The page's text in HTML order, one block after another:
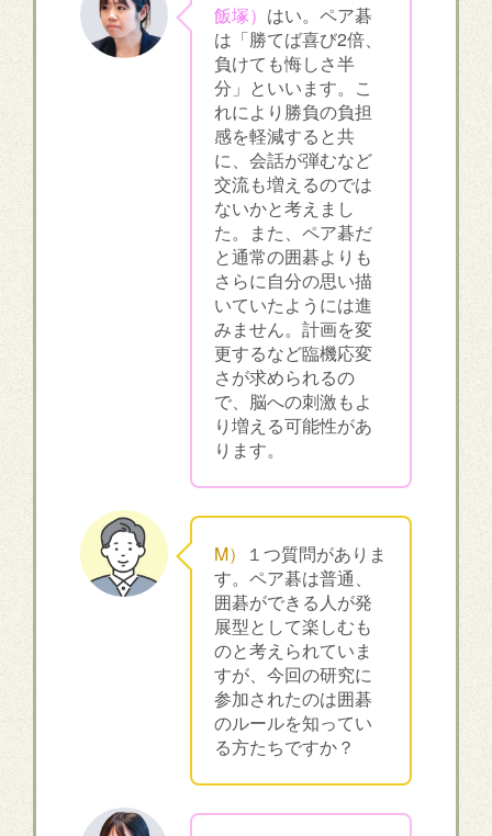
飯塚） はい。ペア碁
は「勝てば喜び2倍、
負けても悔しさ半
分」といいます。こ
れにより勝負の負担
感を軽減すると共
に、会話が弾むなど
交流も増えるのでは
ないかと考えまし
た。また、ペア碁だ
と通常の囲碁よりも
さらに自分の思い描
いていたようには進
みません。計画を変
更するなど臨機応変
さが求められるの
で、脳への刺激もよ
り増える可能性があ
ります。
M）
１つ質問がありま
す。ペア碁は普通、
囲碁ができる人が発
展型として楽しむも
のと考えられていま
すが、今回の研究に
参加されたのは囲碁
のルールを知ってい
る方たちですか？